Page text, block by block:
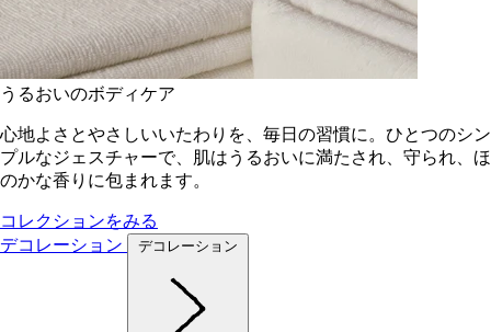
うるおいのボディケア
心地よさとやさしいいたわりを、毎日の習慣に。ひとつのシン
プルなジェスチャーで、肌はうるおいに満たされ、守られ、ほ
のかな香りに包まれます。
コレクションをみる
デコレーション
デコレーション